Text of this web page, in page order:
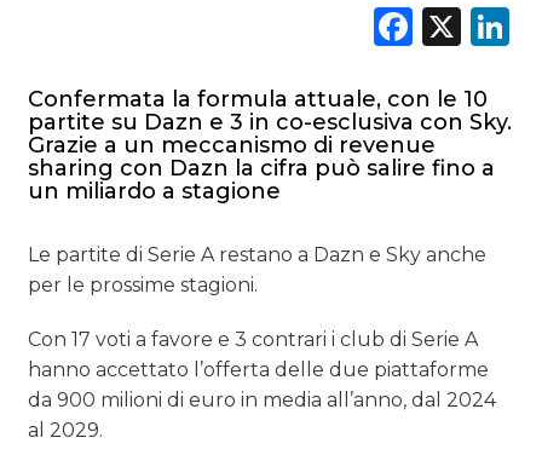
X
Confermata la formula attuale, con le 10
partite su Dazn e 3 in co-esclusiva con Sky.
Grazie a un meccanismo di revenue
sharing con Dazn la cifra può salire fino a
un miliardo a stagione
Le partite di Serie A restano a Dazn e Sky anche
per le prossime stagioni.
Con 17 voti a favore e 3 contrari i club di Serie A
hanno accettato l’offerta delle due piattaforme
da 900 milioni di euro in media all’anno, dal 2024
al 2029.